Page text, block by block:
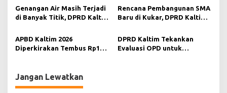
Pemanfaatan Sungai
Mahakam untuk Tambah
Pemasukan Daerah
Cegah Penyalahgunaan
Genangan Air Masih Terjadi
di Banyak Titik, DPRD Kaltim
Tambah Anggaran dan
Percepat Pembenahan
Drainase
Rencana Pembangunan SMA
Baru di Kukar, DPRD Kaltim
Ketersediaan Guru dan
Kesiapan Anggaran
APBD Kaltim 2026
Diperkirakan Tembus Rp15
Prioritas
DPRD Kaltim Tekankan
Evaluasi OPD untuk
Jangan Lewatkan